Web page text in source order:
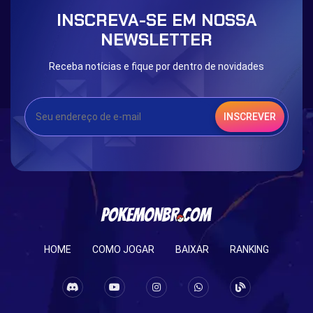
Eternal Dark Quest Door 999
INSCREVA-SE EM NOSSA
NEWSLETTER
Receba notícias e fique por dentro de novidades
INSCREVER
HOME COMO JOGAR BAIXAR RANKING